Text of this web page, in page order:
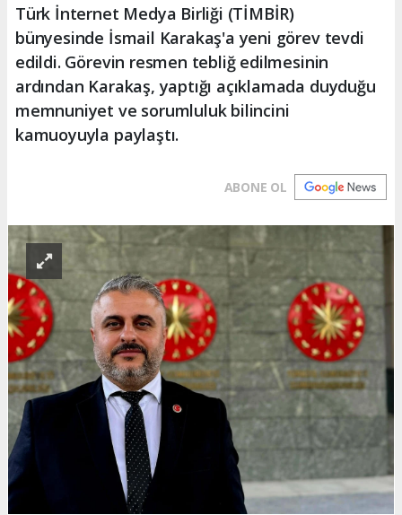
Türk İnternet Medya Birliği (TİMBİR)
bünyesinde İsmail Karakaş'a yeni görev tevdi
edildi. Görevin resmen tebliğ edilmesinin
ardından Karakaş, yaptığı açıklamada duyduğu
memnuniyet ve sorumluluk bilincini
kamuoyuyla paylaştı.
ABONE OL